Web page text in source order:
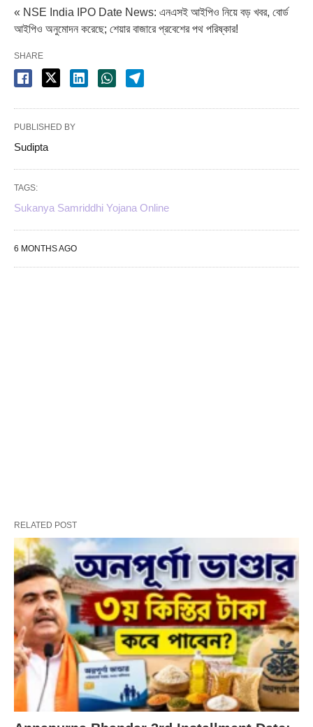
« NSE India IPO Date News: এনএসই আইপিও নিয়ে বড় খবর, বোর্ড
আইপিও অনুমোদন করেছে; শেয়ার বাজারে প্রবেশের পথ পরিষ্কার!
SHARE
PUBLISHED BY
Sudipta
TAGS:
Sukanya Samriddhi Yojana Online
6 MONTHS AGO
RELATED POST